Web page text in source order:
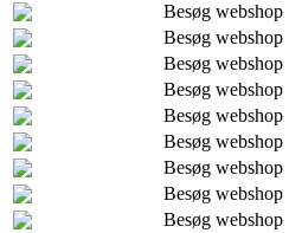
Besøg webshop
Besøg webshop
Besøg webshop
Besøg webshop
Besøg webshop
Besøg webshop
Besøg webshop
Besøg webshop
Besøg webshop